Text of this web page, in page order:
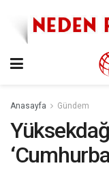
Anasayfa Gündem